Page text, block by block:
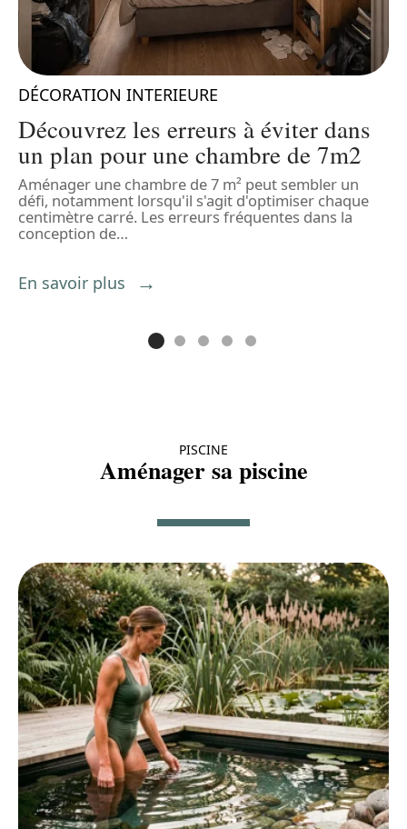
DÉCORATION INTERIEURE
Découvrez les erreurs à éviter dans
un plan pour une chambre de 7m2
Aménager une chambre de 7 m² peut sembler un
défi, notamment lorsqu'il s'agit d'optimiser chaque
centimètre carré. Les erreurs fréquentes dans la
conception de…
En savoir plus
PISCINE
Aménager sa piscine